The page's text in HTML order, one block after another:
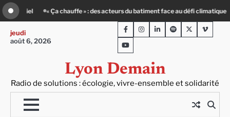
Skip
to
content
: un petit-déj contre l’isolement Le Crépin de Lyon (Maison Baudière) :
jeudi
août 6, 2026
Lyon Demain
Radio de solutions : écologie, vivre-ensemble et solidarité
FacebookInstagram
LinkedInSpotifyTwitterViméo
Youtube